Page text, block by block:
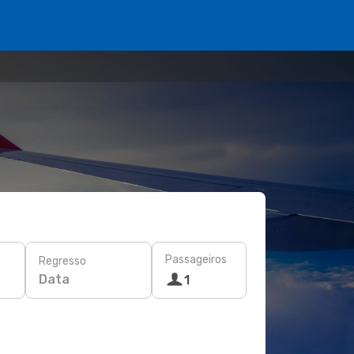
Regresso
Data
Passageiros
1